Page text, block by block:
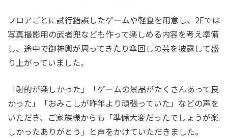
フロアごとに試行錯誤したゲームや軽食を用意し、2Fでは
写真撮影用の武者兜なども作って楽しめる内容を考え準備
し、途中で御神輿が周ってきたり傘回しの芸を披露して盛
り上がっていました。
「射的が楽しかった」「ゲームの景品がたくさんあって良
かった」「おみこしが昨年より頑張っていた」などの声を
いただき、ご家族様からも「準備大変だったでしょうが楽
しかったありがとう」と声をかけていただきました。